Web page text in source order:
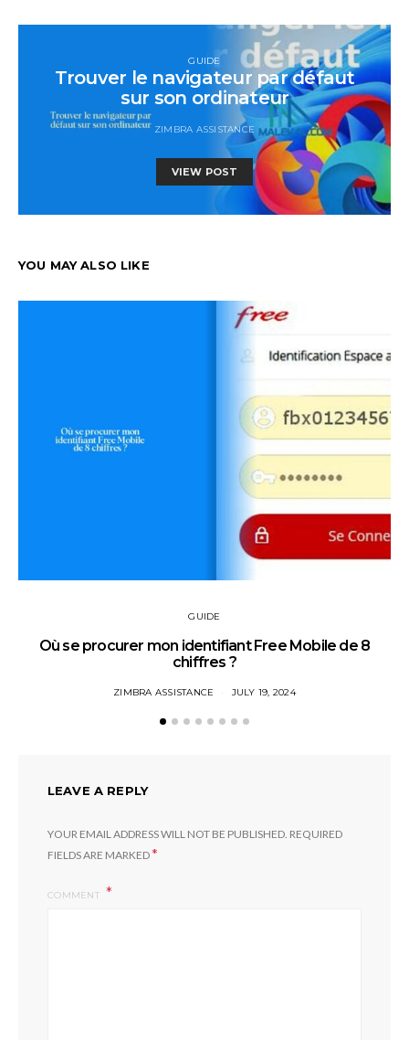
GUIDE
Trouver le navigateur par défaut
sur son ordinateur
ZIMBRA ASSISTANCE
VIEW POST
YOU MAY ALSO LIKE
GUIDE
Où se procurer mon identifiant Free Mobile de 8
chiffres ?
ZIMBRA ASSISTANCE JULY 19, 2024
LEAVE A REPLY
YOUR EMAIL ADDRESS WILL NOT BE PUBLISHED. REQUIRED
FIELDS ARE MARKED*
COMMENT